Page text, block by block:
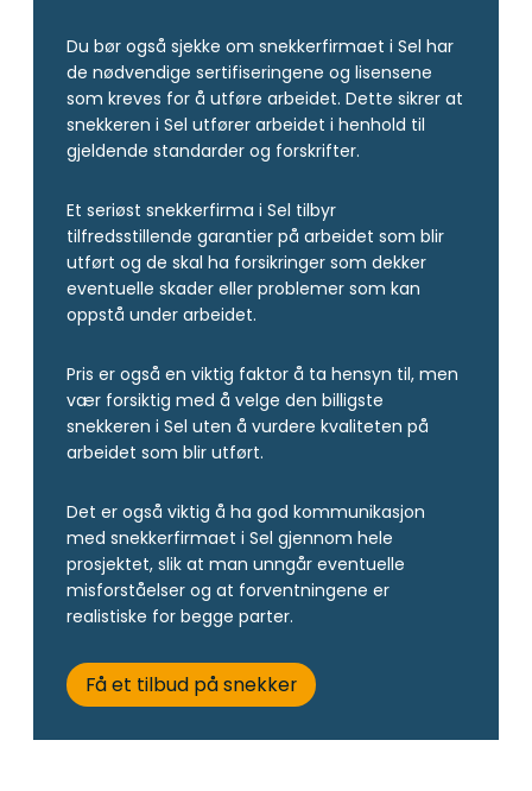
Du bør også sjekke om snekkerfirmaet i Sel har
de nødvendige sertifiseringene og lisensene
som kreves for å utføre arbeidet. Dette sikrer at
snekkeren i Sel utfører arbeidet i henhold til
gjeldende standarder og forskrifter.
Et seriøst snekkerfirma i Sel tilbyr
tilfredsstillende garantier på arbeidet som blir
utført og de skal ha forsikringer som dekker
eventuelle skader eller problemer som kan
oppstå under arbeidet.
Pris er også en viktig faktor å ta hensyn til, men
vær forsiktig med å velge den billigste
snekkeren i Sel uten å vurdere kvaliteten på
arbeidet som blir utført.
Det er også viktig å ha god kommunikasjon
med snekkerfirmaet i Sel gjennom hele
prosjektet, slik at man unngår eventuelle
misforståelser og at forventningene er
realistiske for begge parter.
Få et tilbud på snekker